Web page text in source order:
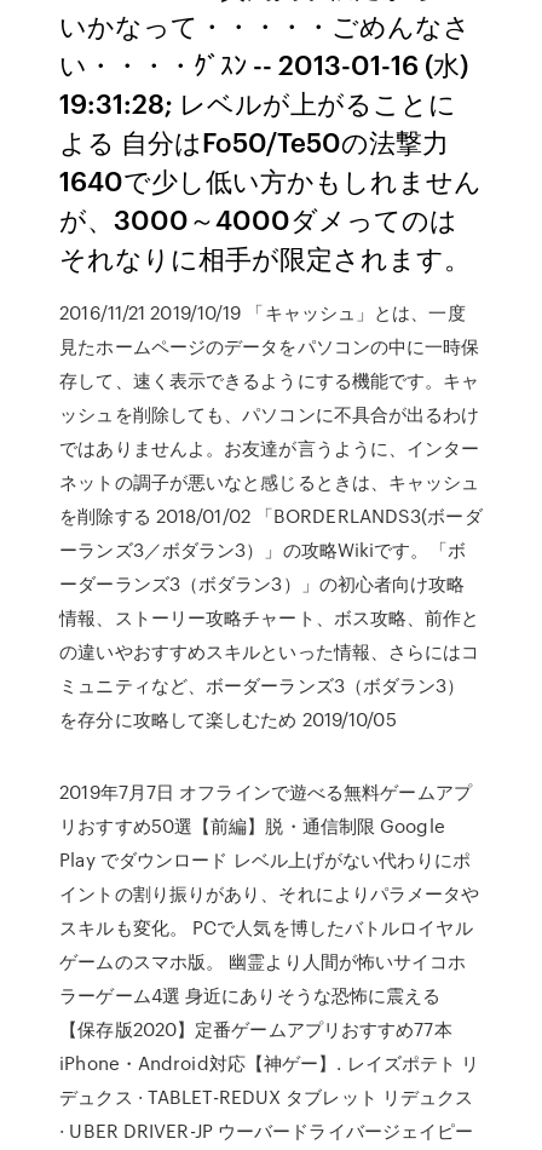
いかなって・・・・・ごめんなさ
い・・・・ｸﾞｽﾝ -- 2013-01-16 (水)
19:31:28; レベルが上がることに
よる 自分はFo50/Te50の法撃力
1640で少し低い方かもしれません
が、3000～4000ダメってのは
それなりに相手が限定されます。
2016/11/21 2019/10/19 「キャッシュ」とは、一度
見たホームページのデータをパソコンの中に一時保
存して、速く表示できるようにする機能です。キャ
ッシュを削除しても、パソコンに不具合が出るわけ
ではありませんよ。お友達が言うように、インター
ネットの調子が悪いなと感じるときは、キャッシュ
を削除する 2018/01/02 「BORDERLANDS3(ボーダ
ーランズ3／ボダラン3）」の攻略Wikiです。「ボ
ーダーランズ3（ボダラン3）」の初心者向け攻略
情報、ストーリー攻略チャート、ボス攻略、前作と
の違いやおすすめスキルといった情報、さらにはコ
ミュニティなど、ボーダーランズ3（ボダラン3）
を存分に攻略して楽しむため 2019/10/05
2019年7月7日 オフラインで遊べる無料ゲームアプ
リおすすめ50選【前編】脱・通信制限 Google
Play でダウンロード レベル上げがない代わりにポ
イントの割り振りがあり、それによりパラメータや
スキルも変化。 PCで人気を博したバトルロイヤル
ゲームのスマホ版。 幽霊より人間が怖いサイコホ
ラーゲーム4選 身近にありそうな恐怖に震える
【保存版2020】定番ゲームアプリおすすめ77本
iPhone・Android対応【神ゲー】. レイズポテト リ
デュクス · TABLET-REDUX タブレット リデュクス
· UBER DRIVER-JP ウーバードライバージェイピー